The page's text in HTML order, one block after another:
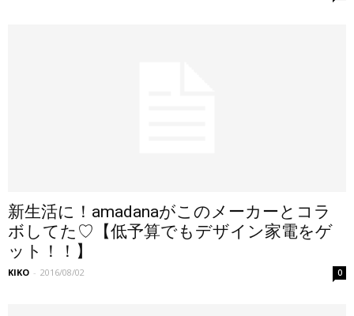
新生活に！amadanaがこのメーカーとコラ
ボしてた♡【低予算でもデザイン家電をゲ
ット！！】
KIKO - 2016/08/02 0